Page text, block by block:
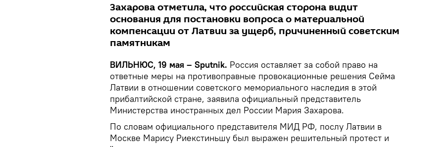
Захарова отметила, что российская сторона видит
основания для постановки вопроса о материальной
компенсации от Латвии за ущерб, причиненный советским
памятникам
ВИЛЬНЮС, 19 мая – Sputnik. Россия оставляет за собой право на
ответные меры на противоправные провокационные решения Сейма
Латвии в отношении советского мемориального наследия в этой
прибалтийской стране, заявила официальный представитель
Министерства иностранных дел России Мария Захарова.
По словам официального представителя МИД РФ, послу Латвии в
Москве Марису Риекстиньшу был выражен решительный протест и